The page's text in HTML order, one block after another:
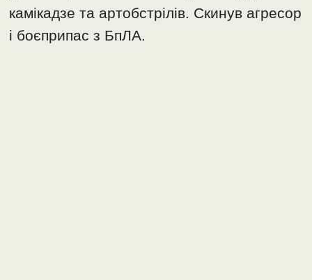
камікадзе та артобстрілів. Скинув агресор
і боєприпас з БпЛА.